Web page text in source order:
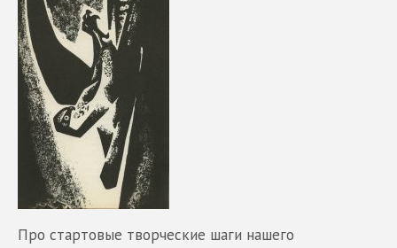
Про стартовые творческие шаги нашего